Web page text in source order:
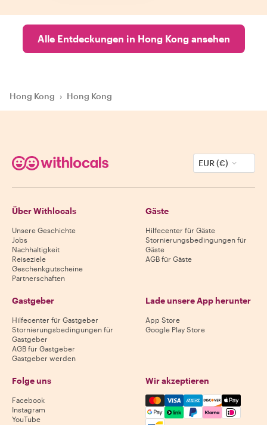
Alle Entdeckungen in Hong Kong ansehen
Hong Kong › Hong Kong
EUR (€)
Über Withlocals
Unsere Geschichte
Jobs
Nachhaltigkeit
Reiseziele
Geschenkgutscheine
Partnerschaften
Gäste
Hilfecenter für Gäste
Stornierungsbedingungen für
Gäste
AGB für Gäste
Gastgeber
Hilfecenter für Gastgeber
Stornierungsbedingungen für
Gastgeber
AGB für Gastgeber
Gastgeber werden
Lade unsere App herunter
App Store
Google Play Store
Folge uns
Facebook
Instagram
YouTube
Wir akzeptieren
Mastercard, Visa, Amex,